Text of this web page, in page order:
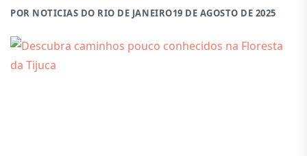
POR NOTICIAS DO RIO DE JANEIRO19 DE AGOSTO DE 2025